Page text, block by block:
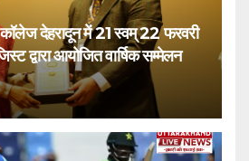
देहरादून में 21 स्वम् 22 फरवरी
द्वारा आयोजित वार्षिक सम्मेलन